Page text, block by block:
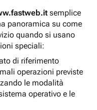
semplice
panoramica su come
quando si usano
speciali:
di riferimento
operazioni previste
le modalità
operativo e le